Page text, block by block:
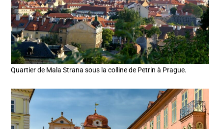
Quartier de Mala Strana sous la colline de Petrin à Prague.